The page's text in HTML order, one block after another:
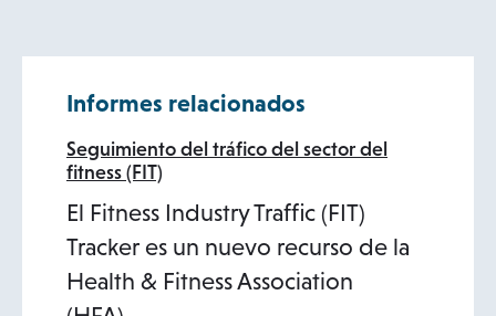
e
t
b
Informes relacionados
Seguimiento del tráfico del sector del
fitness (FIT)
El Fitness Industry Traffic (FIT)
Tracker es un nuevo recurso de la
Health & Fitness Association